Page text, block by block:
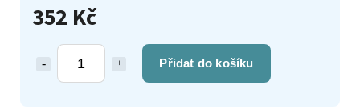
352 Kč
Přidat do košíku